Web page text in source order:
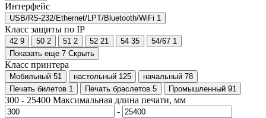
Интерфейс
USB/RS-232/Ethernet/LPT/Bluetooth/WiFi 1
Класс защиты по IP
42 9 50 2 51 2 52 21 54 35 54/67 1
Показать еще 7 Скрыть
Класс принтера
Мобильный 51 настольный 125 начальный 78
Печать билетов 1 Печать браслетов 5 Промышленный 91
300 - 25400 Максимальная длина печати, мм
-